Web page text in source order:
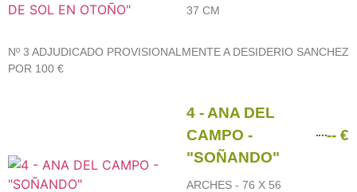
37 CM
Nº 3 ADJUDICADO PROVISIONALMENTE A DESIDERIO SANCHEZ
POR 100 €
4 - ANA DEL
CAMPO -
"SOÑANDO"
-- €
ARCHES - 76 X 56